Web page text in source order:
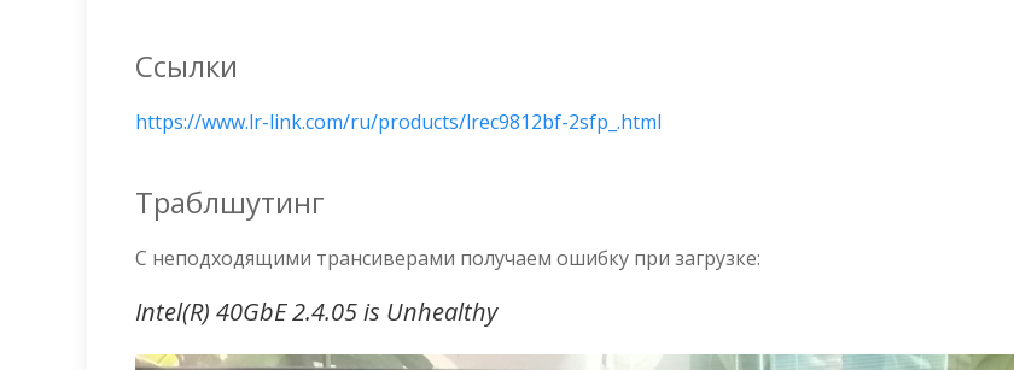
Ссылки
https://www.lr-link.com/ru/products/lrec9812bf-2sfp_.html
Траблшутинг
С неподходящими трансиверами получаем ошибку при загрузке:
Intel(R) 40GbE 2.4.05 is Unhealthy